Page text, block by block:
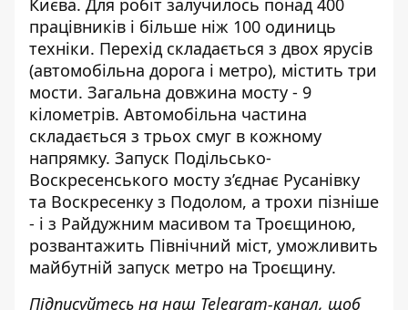
Києва. Для робіт залучилось понад 400
працівників і більше ніж 100 одиниць
техніки. Перехід складається з двох ярусів
(автомобільна дорога і метро), містить три
мости. Загальна довжина мосту - 9
кілометрів. Автомобільна частина
складається з трьох смуг в кожному
напрямку. Запуск Подільсько-
Воскресенського мосту з’єднає Русанівку
та Воскресенку з Подолом, а трохи пізніше
- і з Райдужним масивом та Троєщиною,
розвантажить Північний міст, уможливить
майбутній запуск метро на Троєщину.
Підписуйтесь на наш Telegram-канал, щоб